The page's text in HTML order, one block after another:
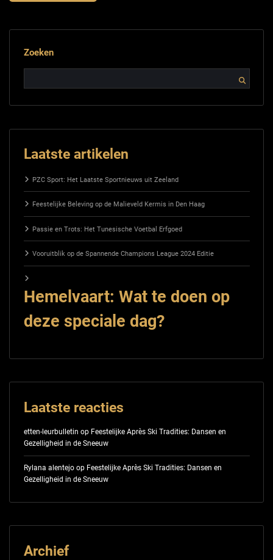
Zoeken
Laatste artikelen
PZC Sport: Het Laatste Sportnieuws uit Zeeland
Feestelijke Beleving op de Malieveld Kermis in Den Haag
Passie en Trots: Het Tunesische Voetbal Erfgoed
Vooruitblik op de Spannende Champions League 2024 Editie
Hemelvaart: Wat te doen op
deze speciale dag?
Laatste reacties
etten-leurbulletin op Feestelijke Après Ski Tradities: Dansen en
Gezelligheid in de Sneeuw
Rylana alentejoop Feestelijke Après Ski Tradities: Dansen en
Gezelligheid in de Sneeuw
Archief